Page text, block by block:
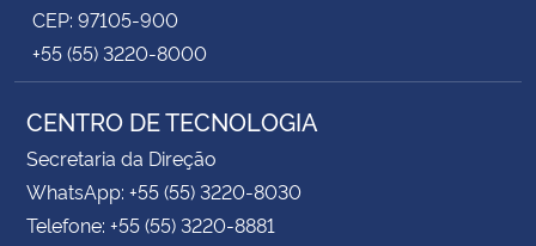
CEP: 97105-900
+55 (55) 3220-8000
CENTRO DE TECNOLOGIA
Secretaria da Direção
WhatsApp: +55 (55) 3220-8030
Telefone: +55 (55) 3220-8881